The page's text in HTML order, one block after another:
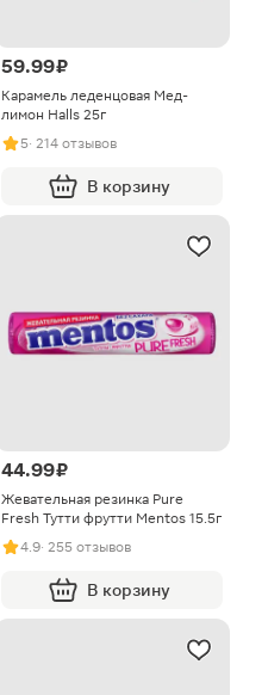
59.99 ₽
Карамель леденцовая Мед-
лимон Halls 25г
5· 214 отзывов
В корзину
44.99 ₽
Жевательная резинка Pure
Fresh Тутти фрутти Mentos 15.5г
4.9· 255 отзывов
В корзину